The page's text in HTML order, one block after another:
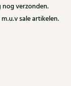
nog verzonden.
sale artikelen.